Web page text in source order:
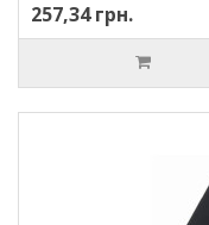
257,34 грн.